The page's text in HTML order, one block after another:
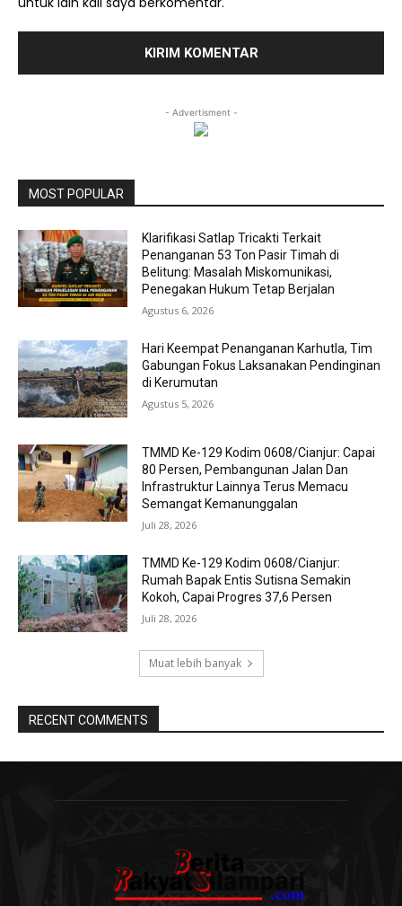
- Advertisment -
MOST POPULAR
Klarifikasi Satlap Tricakti Terkait
Penanganan 53 Ton Pasir Timah di
Belitung: Masalah Miskomunikasi,
Penegakan Hukum Tetap Berjalan
Agustus 6, 2026
Hari Keempat Penanganan Karhutla, Tim
Gabungan Fokus Laksanakan Pendinginan
di Kerumutan
Agustus 5, 2026
TMMD Ke-129 Kodim 0608/Cianjur: Capai
80 Persen, Pembangunan Jalan Dan
Infrastruktur Lainnya Terus Memacu
Semangat Kemanunggalan
Juli 28, 2026
TMMD Ke-129 Kodim 0608/Cianjur:
Rumah Bapak Entis Sutisna Semakin
Kokoh, Capai Progres 37,6 Persen
Juli 28, 2026
Muat lebih banyak
RECENT COMMENTS